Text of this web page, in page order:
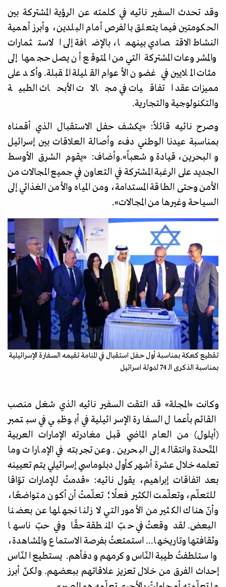
وقد تحدث السفير نائيه في كلمته عن الرؤية المشتركة بين
الحكومتين فيما يتعلق بالفرص أمام البلدين، وأبرز أهمية
النشاط الاقتصادي بينهما، بالإضافة إلى الاستثمارات
والمشروعات المشتركة التي من المتوقع أن يصل حجمها إلى
مئات الملايين في غضون الأعوام القليلة المقبلة. وأكد على
مميزات عقد اتفاقيات في مجالات الأبحاث الطبية
والتكنولوجية والتجارية.
وصرح نائيه قائلاً: «يكشف حفل الاستقبال الذي أقمناه
بمناسبة عيدنا الوطني دفء وأصالة العلاقات بين إسرائيل
والبحرين، قيادة وشعباً».وأضاف:«يقوم الشرق الأوسط
الجديد على الرغبة المشتركة في التعاون في جميع المجالات من
الأمن وحتى الطاقة المستدامة، ومن المياه والأمن الغذائي إلى
السياحة وغيرها من المجالات».
تقطيع كعكة بمناسبة أول حفل استقبال في المنامة تقيمه السفارة الإسرائيلية
بمناسبة الذكرى الـ 74 لدولة اسرائيل
وكانت«المجلة» قد التقت السفير نائيه الذي شغل منصب
القائم بأعمال السفارة الإسرائيلية في أبوظبي في سبتمبر
(أيلول) من العام الماضي قبل مغادرته الإمارات العربية
المتّحدة وانتقاله إلى البحرين. وعن تجربته في الإمارات وما
تعلمه خلال عشرة أشهر كأول دبلوماسي إسرائيلي يتم تعيينه
بعد اتفاقات إبراهيم، يقول نائيه:«قدمتُ للإمارات توّاقا
للتعلّم، وتعلّمت الكثير فعلًا؛ تعلّمتُ أن أكون متواضعًا،
وأنّ هناك الكثير من الأمور التي لا زلنا نجهلها عن بعضنا
البعض. لقد وقعتُ في حبّ المنطقة حقًا وفي حبّ ناسها
وثقافتها وتاريخها... استمتعتُ بفرصة الاستماع والمشاهدة،
واستلطفتُ طيبة النّاس وكرمهم ودفأهم. يستطيع النّاس
إحداث الفرق من خلال تعزيز علاقاتهم ببعضهم. ولكنّ أبرز